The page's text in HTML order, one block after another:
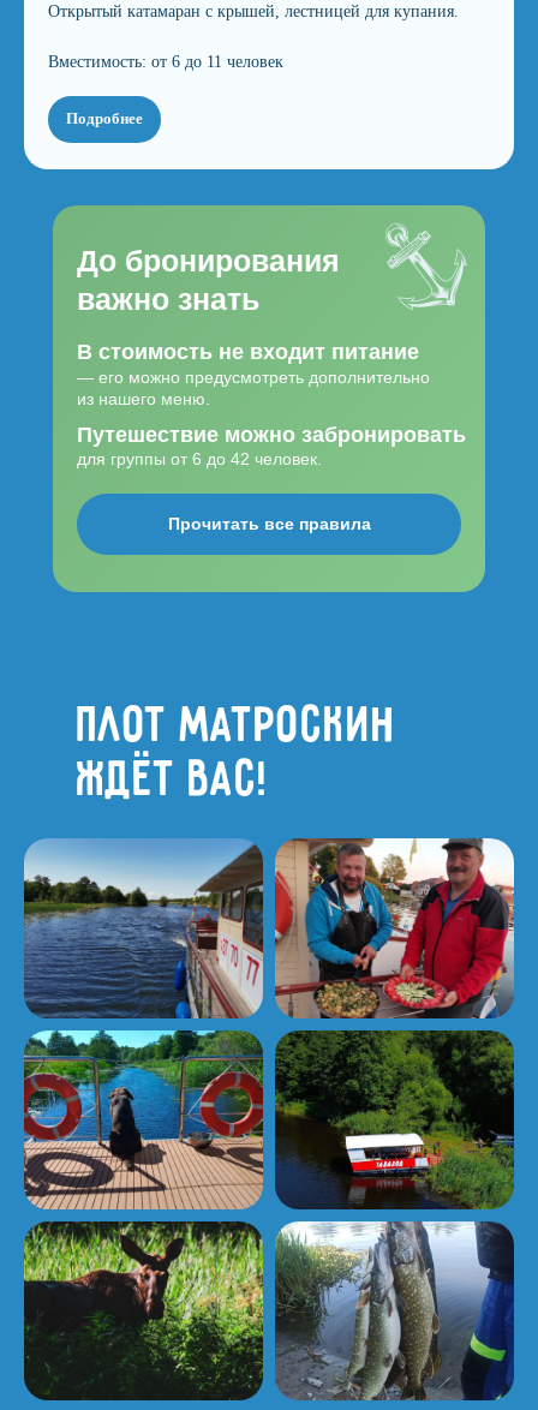
Открытый катамаран с крышей, лестницей для купания.
Вместимость: от 6 до 11 человек
Подробнее
До бронирования
важно знать
Прочитать все правила
В стоимость не входит питание
Путешествие можно забронировать
— его можно предусмотреть дополнительно
из нашего меню.
для группы от 6 до 42 человек.
Плот Матроскин
ждёт вас!